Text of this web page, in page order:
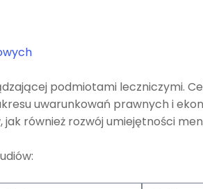
podmiotami leczniczymi.
uwarunkowań prawnych i
również rozwój umiejętności